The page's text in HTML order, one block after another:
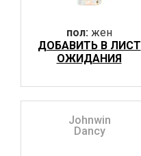
пол: жен
ДОБАВИТЬ В ЛИСТ
ОЖИДАНИЯ
Johnwin
Dancy